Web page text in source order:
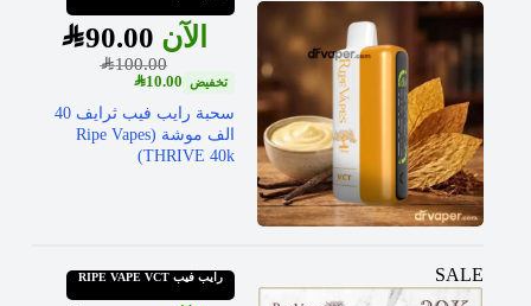
SAR100.00
SAR90.00
SAR10.00
سحبة رايب فيب ثرايف 40
الف موشة (Ripe Vapes
THRIVE 40k)
SALE رايب فيب RIPE VAPE VCT